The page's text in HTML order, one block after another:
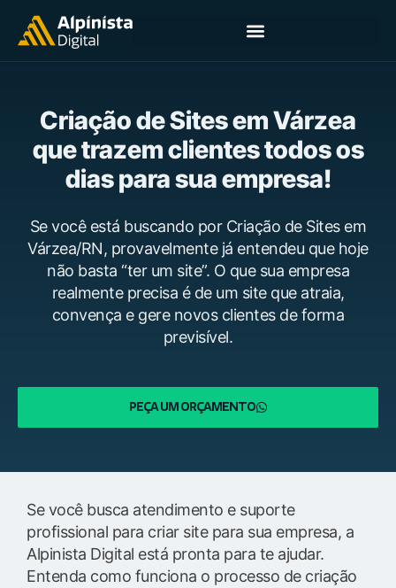
Criação de Sites em Várzea
que trazem clientes todos os
dias para sua empresa!
Se você está buscando por Criação de Sites em
Várzea/RN, provavelmente já entendeu que hoje
não basta “ter um site”. O que sua empresa
realmente precisa é de um site que atraia,
convença e gere novos clientes de forma
previsível.
PEÇA UM ORÇAMENTO
Se você busca atendimento e suporte
profissional para criar site para sua empresa, a
Alpinista Digital está pronta para te ajudar.
Entenda como funciona o processo de criação